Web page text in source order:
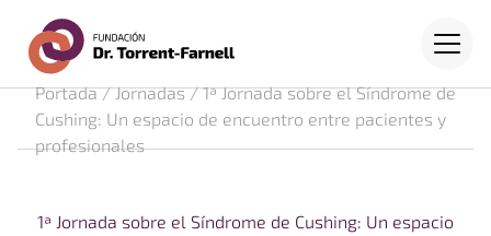
Saltar al contenido principal
Menú
Portada/Jornadas/1ª Jornada sobre el Síndrome de
Cushing: Un espacio de encuentro entre pacientes y
profesionales
1ª Jornada sobre el Síndrome de Cushing: Un espacio